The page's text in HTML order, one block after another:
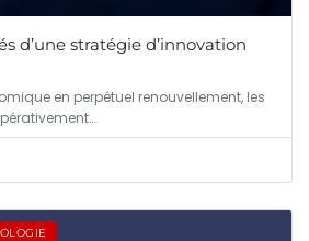
d’une stratégie d’innovation
en perpétuel renouvellement, les